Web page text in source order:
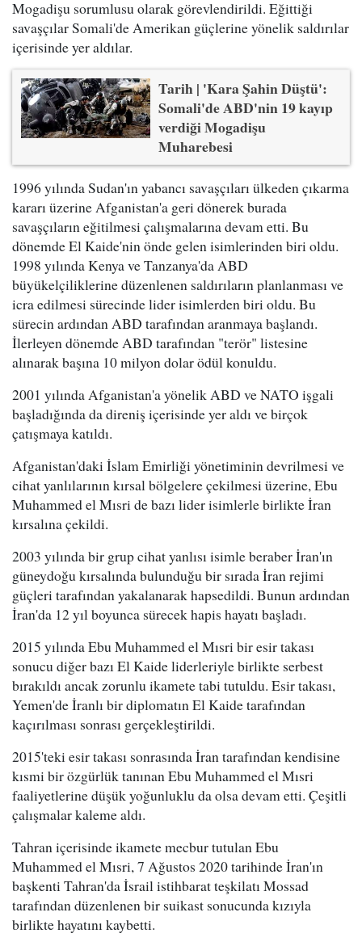
Mogadişu sorumlusu olarak görevlendirildi. Eğittiği
savaşçılar Somali'de Amerikan güçlerine yönelik saldırılar
içerisinde yer aldılar.
Tarih | 'Kara Şahin Düştü':
Somali'de ABD'nin 19 kayıp
verdiği Mogadişu
Muharebesi
1996 yılında Sudan'ın yabancı savaşçıları ülkeden çıkarma
kararı üzerine Afganistan'a geri dönerek burada
savaşçıların eğitilmesi çalışmalarına devam etti. Bu
dönemde El Kaide'nin önde gelen isimlerinden biri oldu.
1998 yılında Kenya ve Tanzanya'da ABD
büyükelçiliklerine düzenlenen saldırıların planlanması ve
icra edilmesi sürecinde lider isimlerden biri oldu. Bu
sürecin ardından ABD tarafından aranmaya başlandı.
İlerleyen dönemde ABD tarafından "terör" listesine
alınarak başına 10 milyon dolar ödül konuldu.
2001 yılında Afganistan'a yönelik ABD ve NATO işgali
başladığında da direniş içerisinde yer aldı ve birçok
çatışmaya katıldı.
Afganistan'daki İslam Emirliği yönetiminin devrilmesi ve
cihat yanlılarının kırsal bölgelere çekilmesi üzerine, Ebu
Muhammed el Mısri de bazı lider isimlerle birlikte İran
kırsalına çekildi.
2003 yılında bir grup cihat yanlısı isimle beraber İran'ın
güneydoğu kırsalında bulunduğu bir sırada İran rejimi
güçleri tarafından yakalanarak hapsedildi. Bunun ardından
İran'da 12 yıl boyunca sürecek hapis hayatı başladı.
2015 yılında Ebu Muhammed el Mısri bir esir takası
sonucu diğer bazı El Kaide liderleriyle birlikte serbest
bırakıldı ancak zorunlu ikamete tabi tutuldu. Esir takası,
Yemen'de İranlı bir diplomatın El Kaide tarafından
kaçırılması sonrası gerçekleştirildi.
2015'teki esir takası sonrasında İran tarafından kendisine
kısmi bir özgürlük tanınan Ebu Muhammed el Mısri
faaliyetlerine düşük yoğunluklu da olsa devam etti. Çeşitli
çalışmalar kaleme aldı.
Tahran içerisinde ikamete mecbur tutulan Ebu
Muhammed el Mısri, 7 Ağustos 2020 tarihinde İran'ın
başkenti Tahran'da İsrail istihbarat teşkilatı Mossad
tarafından düzenlenen bir suikast sonucunda kızıyla
birlikte hayatını kaybetti.